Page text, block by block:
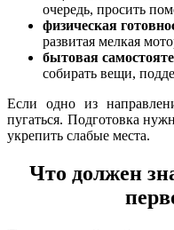
очередь, просить
физическая
развитая мелкая
бытовая
собирать вещи,
Если одно из
пугаться. Подготовка
укрепить слабые места.
Что должен